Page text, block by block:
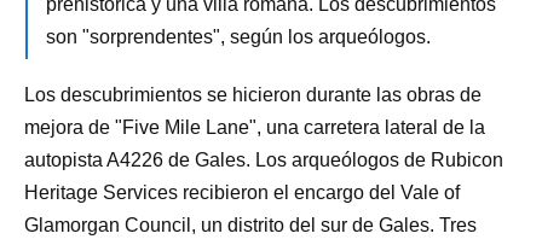
son "sorprendentes", según los arqueólogos.
Los descubrimientos se hicieron durante las obras de
mejora de "Five Mile Lane", una carretera lateral de la
autopista A4226 de Gales. Los arqueólogos de Rubicon
Heritage Services recibieron el encargo del Vale of
Glamorgan Council, un distrito del sur de Gales. Tres